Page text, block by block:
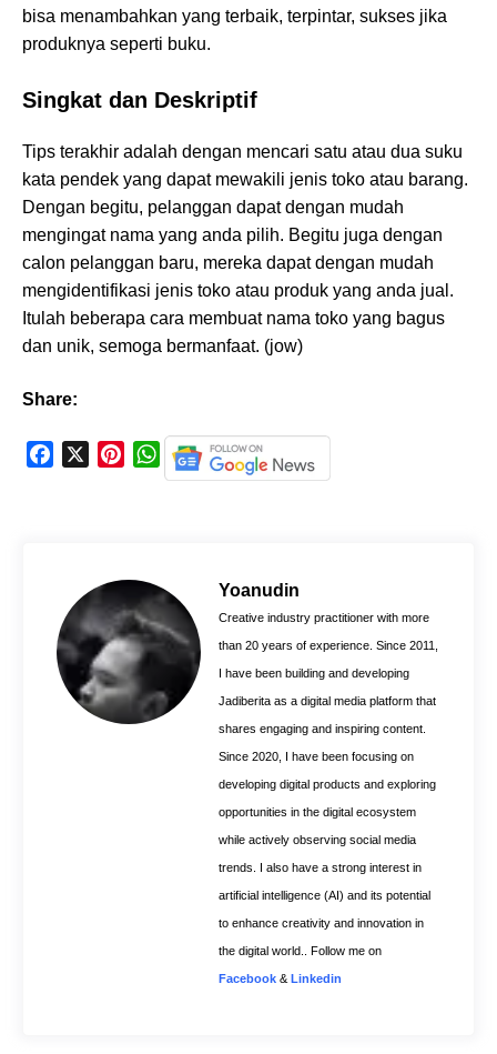
bisa menambahkan yang terbaik, terpintar, sukses jika
produknya seperti buku.
Singkat dan Deskriptif
Tips terakhir adalah dengan mencari satu atau dua suku
kata pendek yang dapat mewakili jenis toko atau barang.
Dengan begitu, pelanggan dapat dengan mudah
mengingat nama yang anda pilih. Begitu juga dengan
calon pelanggan baru, mereka dapat dengan mudah
mengidentifikasi jenis toko atau produk yang anda jual.
Itulah beberapa cara membuat nama toko yang bagus
dan unik, semoga bermanfaat. (jow)
Share:
k
r
e
s
t
W
h
A
p
p
Yoanudin
Creative industry practitioner with more
than 20 years of experience. Since 2011,
I have been building and developing
Jadiberita as a digital media platform that
shares engaging and inspiring content.
Since 2020, I have been focusing on
developing digital products and exploring
opportunities in the digital ecosystem
while actively observing social media
trends. I also have a strong interest in
artificial intelligence (AI) and its potential
to enhance creativity and innovation in
the digital world.. Follow me on
Facebook & Linkedin